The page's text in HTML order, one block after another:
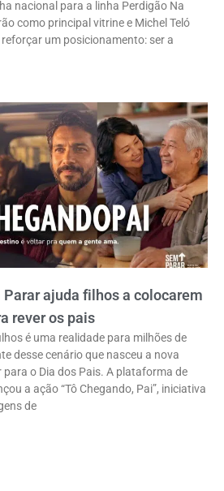
nacional para a linha Perdigão Na
como principal vitrine e Michel Teló
um posicionamento: ser a
Parar ajuda filhos a colocarem
rever os pais
é uma realidade para milhões de
desse cenário que nasceu a nova
o Dia dos Pais. A plataforma de
a ação “Tô Chegando, Pai”, iniciativa
de